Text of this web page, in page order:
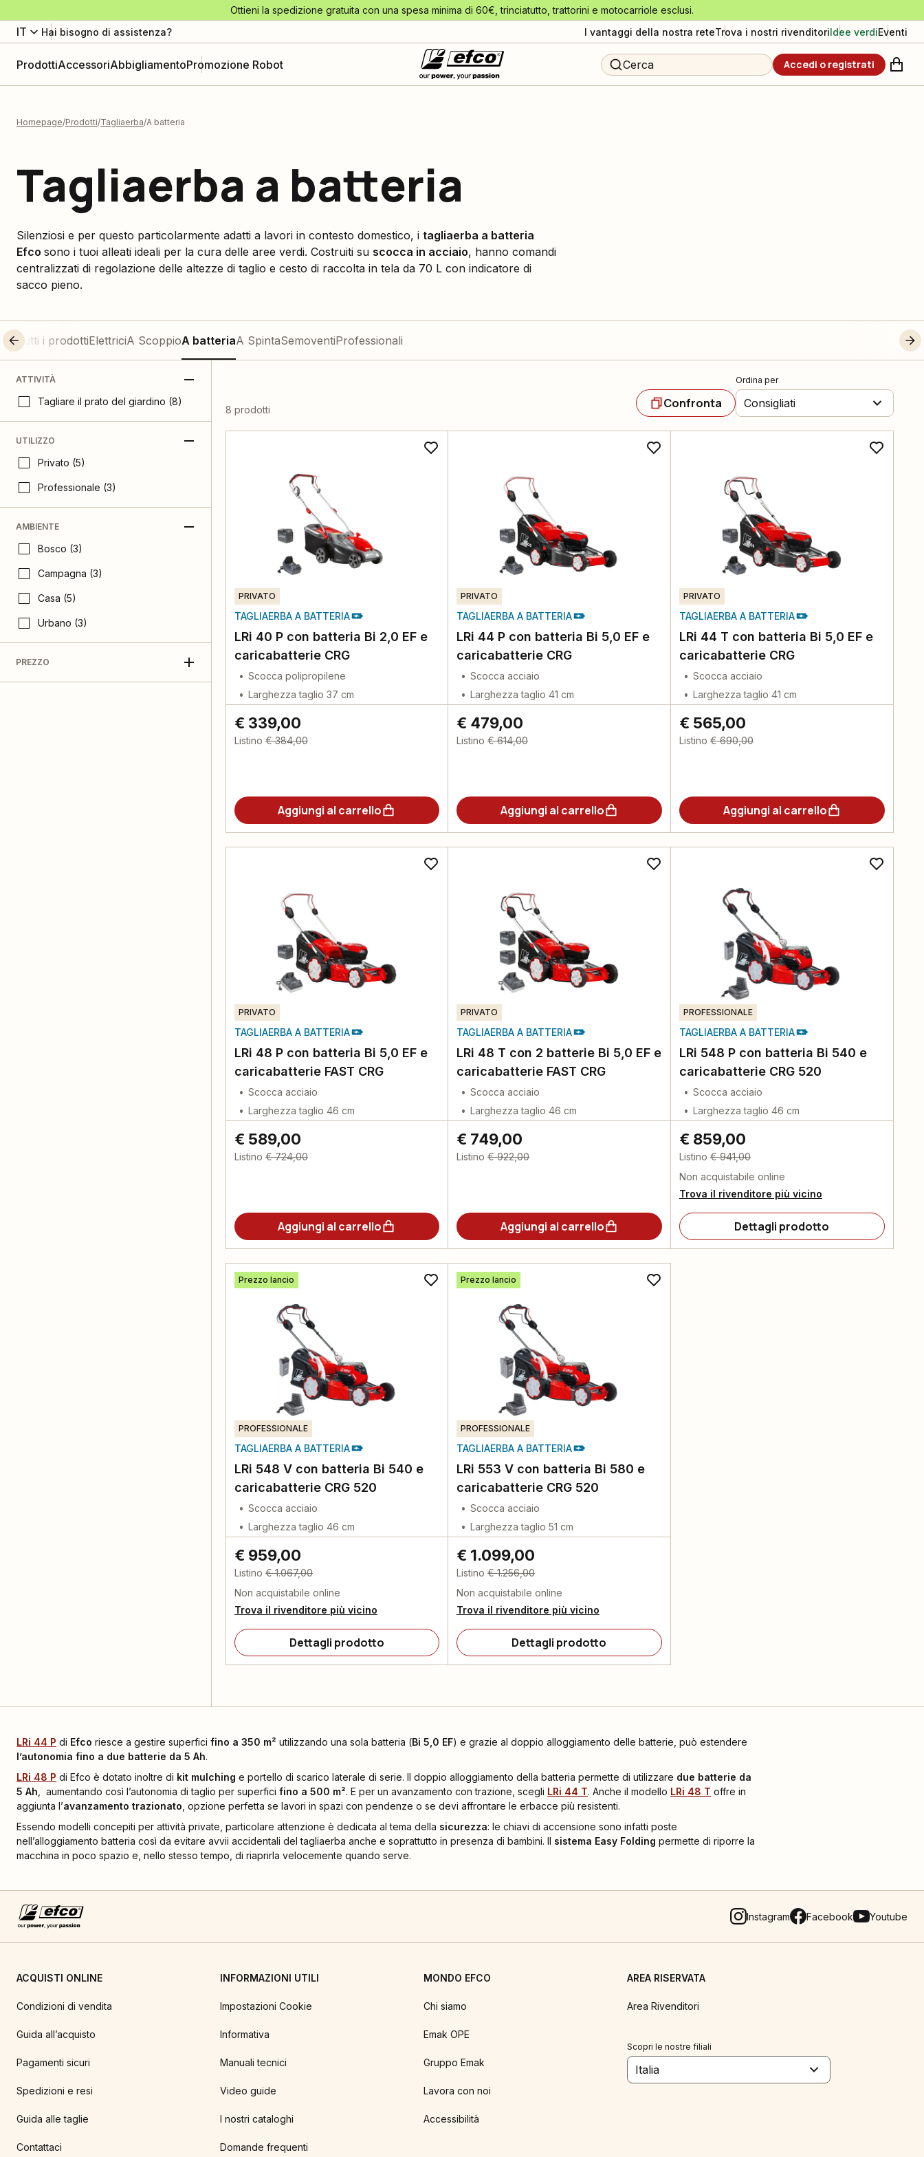
Ottieni la spedizione gratuita con una spesa minima di 60€, trinciatutto, trattorini e motocarriole esclusi.
IT Hai bisogno di assistenza? I vantaggi della nostra reteTrova i nostri rivenditoriIdee verdiEventi
ProdottiAccessoriAbbigliamentoPromozione Robot Cerca Accedi o registrati
Homepage Prodotti Tagliaerba A batteria
Tagliaerba a batteria
Silenziosi e per questo particolarmente adatti a lavori in contesto domestico, i tagliaerba a batteria
Efco sono i tuoi alleati ideali per la cura delle aree verdi. Costruiti su scocca in acciaio, hanno comandi
centralizzati di regolazione delle altezze di taglio e cesto di raccolta in tela da 70 L con indicatore di
sacco pieno.
Tutti i prodottiElettriciA ScoppioA batteriaA SpintaSemoventiProfessionali
ATTIVITÀ
Tagliare il prato del giardino (8)
UTILIZZO
Privato (5)
Professionale (3)
AMBIENTE
Bosco (3)
Campagna (3)
Casa (5)
Urbano (3)
PREZZO
8 prodotti Confronta
Ordina per
Consigliati
PRIVATO
TAGLIAERBA A BATTERIA
LRi 40 P con batteria Bi 2,0 EF e
caricabatterie CRG
Scocca polipropilene
Larghezza taglio 37 cm
€ 339,00
Listino € 384,00
Aggiungi al carrello
PRIVATO
TAGLIAERBA A BATTERIA
LRi 44 P con batteria Bi 5,0 EF e
caricabatterie CRG
Scocca acciaio
Larghezza taglio 41 cm
€ 479,00
Listino € 614,00
Aggiungi al carrello
PRIVATO
TAGLIAERBA A BATTERIA
LRi 44 T con batteria Bi 5,0 EF e
caricabatterie CRG
Scocca acciaio
Larghezza taglio 41 cm
€ 565,00
Listino € 690,00
Aggiungi al carrello
PRIVATO
TAGLIAERBA A BATTERIA
LRi 48 P con batteria Bi 5,0 EF e
caricabatterie FAST CRG
Scocca acciaio
Larghezza taglio 46 cm
€ 589,00
Listino € 724,00
Aggiungi al carrello
PRIVATO
TAGLIAERBA A BATTERIA
LRi 48 T con 2 batterie Bi 5,0 EF e
caricabatterie FAST CRG
Scocca acciaio
Larghezza taglio 46 cm
€ 749,00
Listino € 922,00
Aggiungi al carrello
PROFESSIONALE
TAGLIAERBA A BATTERIA
LRi 548 P con batteria Bi 540 e
caricabatterie CRG 520
Scocca acciaio
Larghezza taglio 46 cm
€ 859,00
Listino € 941,00
Non acquistabile online
Trova il rivenditore più vicino
Dettagli prodotto
Prezzo lancio
PROFESSIONALE
TAGLIAERBA A BATTERIA
LRi 548 V con batteria Bi 540 e
caricabatterie CRG 520
Scocca acciaio
Larghezza taglio 46 cm
€ 959,00
Listino € 1.067,00
Non acquistabile online
Trova il rivenditore più vicino
Dettagli prodotto
Prezzo lancio
PROFESSIONALE
TAGLIAERBA A BATTERIA
LRi 553 V con batteria Bi 580 e
caricabatterie CRG 520
Scocca acciaio
Larghezza taglio 51 cm
€ 1.099,00
Listino € 1.256,00
Non acquistabile online
Trova il rivenditore più vicino
Dettagli prodotto
LRi 44 P di Efco riesce a gestire superfici fino a 350 m² utilizzando una sola batteria (Bi 5,0 EF) e grazie al doppio alloggiamento delle batterie, può estendere
l’autonomia fino a due batterie da 5 Ah.
LRi 48 P di Efco è dotato inoltre di kit mulching e portello di scarico laterale di serie. Il doppio alloggiamento della batteria permette di utilizzare due batterie da
5 Ah , aumentando così l’autonomia di taglio per superfici fino a 500 m². E per un avanzamento con trazione, scegli LRi 44 T. Anche il modello LRi 48 T offre in
aggiunta l’avanzamento trazionato , opzione perfetta se lavori in spazi con pendenze o se devi affrontare le erbacce più resistenti.
Essendo modelli concepiti per attività private, particolare attenzione è dedicata al tema della sicurezza: le chiavi di accensione sono infatti poste
nell’alloggiamento batteria così da evitare avvii accidentali del tagliaerba anche e soprattutto in presenza di bambini. Il sistema Easy Folding permette di riporre la
macchina in poco spazio e, nello stesso tempo, di riaprirla velocemente quando serve.
Instagram Facebook Youtube
ACQUISTI ONLINE
Condizioni di vendita
Guida all’acquisto
Pagamenti sicuri
Spedizioni e resi
Guida alle taglie
Contattaci
INFORMAZIONI UTILI
Impostazioni Cookie
Informativa
Manuali tecnici
Video guide
I nostri cataloghi
Domande frequenti
MONDO EFCO
Chi siamo
Emak OPE
Gruppo Emak
Lavora con noi
Accessibilità
AREA RISERVATA
Area Rivenditori
Scopri le nostre filiali
Italia